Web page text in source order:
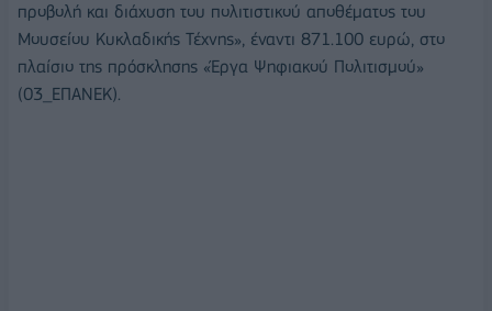
προβολή και διάχυση του πολιτιστικού αποθέματος του
Μουσείου Κυκλαδικής Τέχνης», έναντι 871.100 ευρώ, στο
πλαίσιο της πρόσκλησης «Έργα Ψηφιακού Πολιτισμού»
(03_ΕΠΑΝΕΚ).